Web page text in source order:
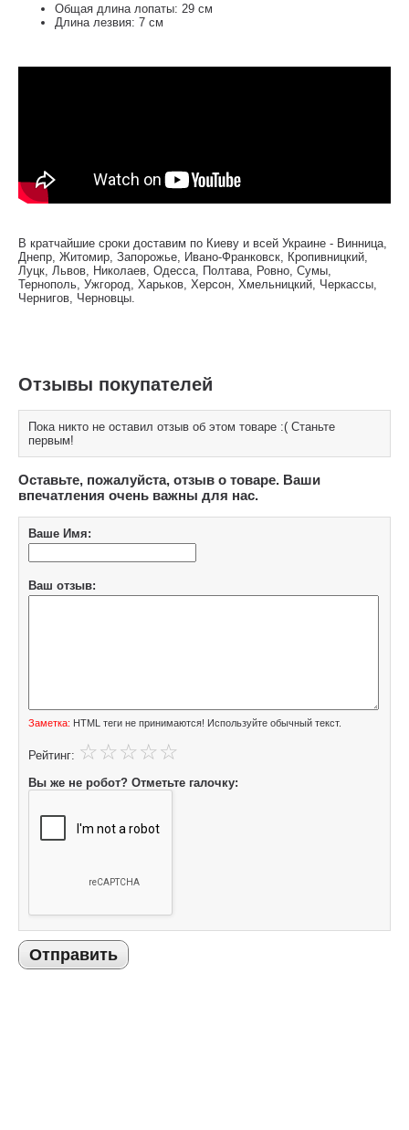
Общая длина лопаты: 29 см
Длина лезвия: 7 см
В кратчайшие сроки доставим по Киеву и всей Украине - Винница,
Днепр, Житомир, Запорожье, Ивано-Франковск, Кропивницкий,
Луцк, Львов, Николаев, Одесса, Полтава, Ровно, Сумы,
Тернополь, Ужгород, Харьков, Херсон, Хмельницкий, Черкассы,
Чернигов, Черновцы.
Отзывы покупателей
Пока никто не оставил отзыв об этом товаре :( Станьте
первым!
Оставьте, пожалуйста, отзыв о товаре. Ваши
впечатления очень важны для нас.
Ваше Имя:
Ваш отзыв:
Заметка: HTML теги не принимаются! Используйте обычный текст.
Рейтинг:
Вы же не робот? Отметьте галочку:
Отправить